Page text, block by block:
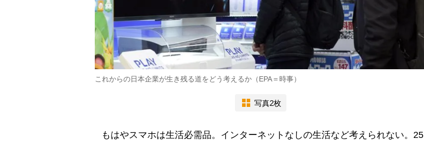
これからの日本企業が生き残る道をどう考えるか（EPA＝時事）
写真2枚
もはやスマホは生活必需品。インターネットなしの生活など考えられない。25